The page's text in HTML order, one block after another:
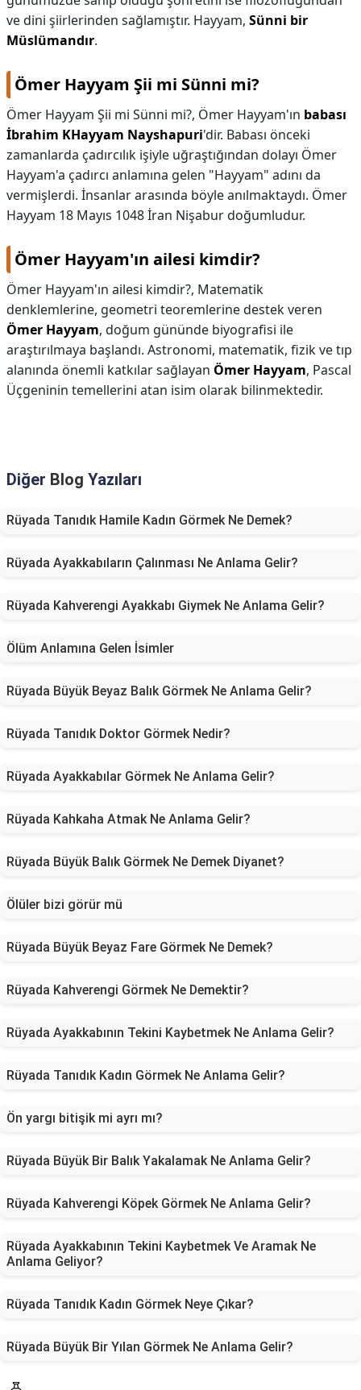
ve dini şiirlerinden sağlamıştır. Hayyam, Sünni bir
Müslümandır.
Ömer Hayyam Şii mi Sünni mi?
Ömer Hayyam Şii mi Sünni mi?, Ömer Hayyam'ın babası
İbrahim KHayyam Nayshapuri'dir. Babası önceki
zamanlarda çadırcılık işiyle uğraştığından dolayı Ömer
Hayyam'a çadırcı anlamına gelen "Hayyam" adını da
vermişlerdi. İnsanlar arasında böyle anılmaktaydı. Ömer
Hayyam 18 Mayıs 1048 İran Nişabur doğumludur.
Ömer Hayyam'ın ailesi kimdir?
Ömer Hayyam'ın ailesi kimdir?, Matematik
denklemlerine, geometri teoremlerine destek veren
Ömer Hayyam, doğum gününde biyografisi ile
araştırılmaya başlandı. Astronomi, matematik, fizik ve tıp
alanında önemli katkılar sağlayan Ömer Hayyam, Pascal
Üçgeninin temellerini atan isim olarak bilinmektedir.
Diğer Blog Yazıları
Rüyada Tanıdık Hamile Kadın Görmek Ne Demek?
Rüyada Ayakkabıların Çalınması Ne Anlama Gelir?
Rüyada Kahverengi Ayakkabı Giymek Ne Anlama Gelir?
Ölüm Anlamına Gelen İsimler
Rüyada Büyük Beyaz Balık Görmek Ne Anlama Gelir?
Rüyada Tanıdık Doktor Görmek Nedir?
Rüyada Ayakkabılar Görmek Ne Anlama Gelir?
Rüyada Kahkaha Atmak Ne Anlama Gelir?
Rüyada Büyük Balık Görmek Ne Demek Diyanet?
Ölüler bizi görür mü
Rüyada Büyük Beyaz Fare Görmek Ne Demek?
Rüyada Kahverengi Görmek Ne Demektir?
Rüyada Ayakkabının Tekini Kaybetmek Ne Anlama Gelir?
Rüyada Tanıdık Kadın Görmek Ne Anlama Gelir?
Ön yargı bitişik mi ayrı mı?
Rüyada Büyük Bir Balık Yakalamak Ne Anlama Gelir?
Rüyada Kahverengi Köpek Görmek Ne Anlama Gelir?
Rüyada Ayakkabının Tekini Kaybetmek Ve Aramak Ne
Anlama Geliyor?
Rüyada Tanıdık Kadın Görmek Neye Çıkar?
Rüyada Büyük Bir Yılan Görmek Ne Anlama Gelir?